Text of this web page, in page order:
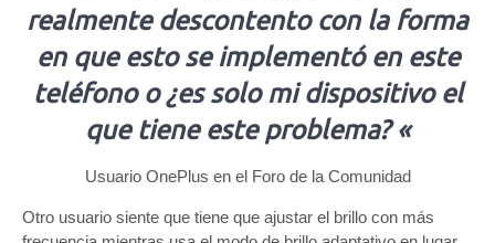
realmente descontento con la forma
en que esto se implementó en este
teléfono o ¿es solo mi dispositivo el
que tiene este problema? «
Usuario OnePlus en el Foro de la Comunidad
Otro usuario siente que tiene que ajustar el brillo con más